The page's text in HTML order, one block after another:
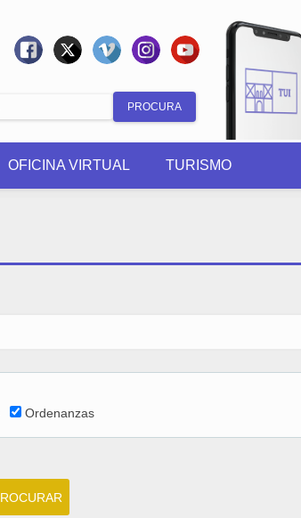
Search
form
OFICINA VIRTUAL TURISMO
Ordenanzas